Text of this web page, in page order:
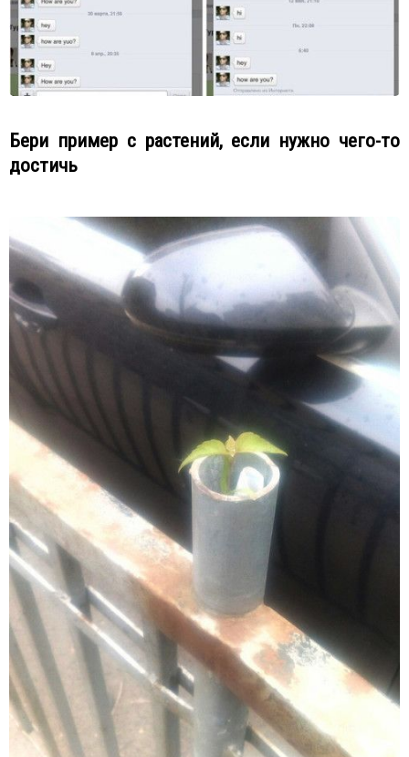
Бери пример с растений, если нужно чего-то
достичь